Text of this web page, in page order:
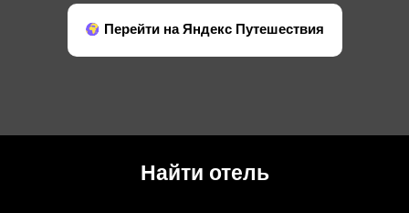
Перейти на Яндекс Путешествия
Найти отель